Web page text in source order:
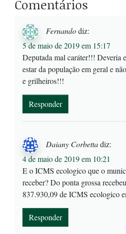
Comentários
Fernandodiz:
5 de maio de 2019 em 15:17
Deputada mal caráter!!! Deveria
estar da população em geral e
e grilheiros!!!
Responder
Daiany Corbettadiz:
4 de maio de 2019 em 10:21
E o ICMS ecologico que o
receber? Do ponta grossa
837.930,09 de ICMS ecologico
Responder